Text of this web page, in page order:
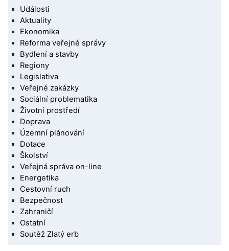
Události
Aktuality
Ekonomika
Reforma veřejné správy
Bydlení a stavby
Regiony
Legislativa
Veřejné zakázky
Sociální problematika
Životní prostředí
Doprava
Územní plánování
Dotace
Školství
Veřejná správa on-line
Energetika
Cestovní ruch
Bezpečnost
Zahraničí
Ostatní
Soutěž Zlatý erb